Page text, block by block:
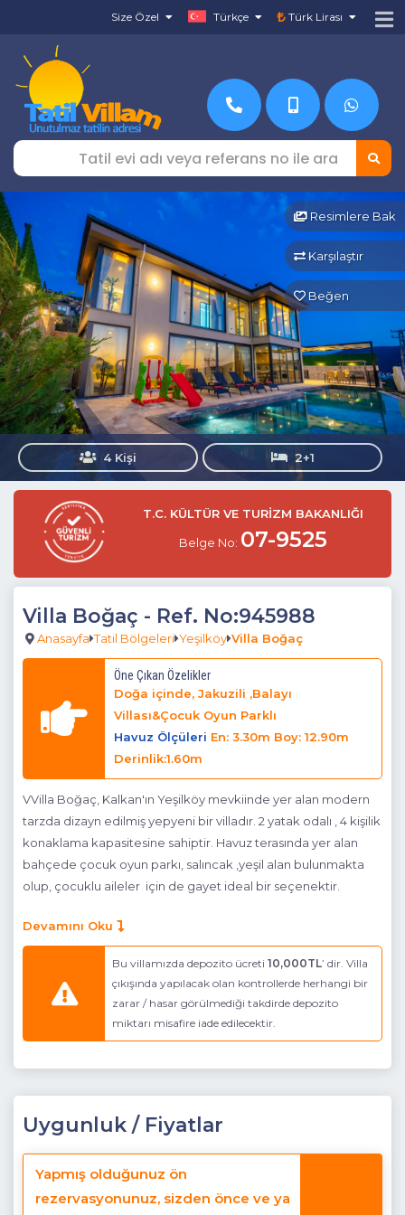
Size Özel Türkçe Türk Lirası
Resimlere Bak
Karşılaştır
Beğen
4 Kişi 2+1
T.C. KÜLTÜR VE TURİZM BAKANLIĞI
Belge No: 07-9525
Villa Boğaç - Ref. No:945988
Anasayfa Tatil Bölgeleri Yeşilköy Villa Boğaç
Öne Çıkan Özelikler
Doğa içinde, Jakuzili ,Balayı
Villası&Çocuk Oyun Parklı
Havuz Ölçüleri En: 3.30m Boy: 12.90m
Derinlik:1.60m
VVilla Boğaç, Kalkan'ın Yeşilköy mevkiinde yer alan modern
tarzda dizayn edilmiş yepyeni bir villadır. 2 yatak odalı , 4 kişilik
konaklama kapasitesine sahiptir. Havuz terasında yer alan
bahçede çocuk oyun parkı, salıncak ,yeşil alan bulunmakta
olup, çocuklu aileler için de gayet ideal bir seçenektir.
Not: Villamızın yanında Villa Çaptuğ, Villa Umay, Villa
aileler için ideal seçeneklerdir.
Havuz Katı Terası
: Modern Amerikan Mutfak (Zemin Katta)
Fırın, 4’lü Ocak (ankastre), 4 kişilik yemek takımı, Tava,
Devamını Oku
Bu villamızda depozito ücreti 10,000TL’ dir. Villa
çıkışında yapılacak olan kontrollerde herhangi bir
zarar / hasar görülmediği takdirde depozito
miktarı misafire iade edilecektir.
Uygunluk / Fiyatlar
Yapmış olduğunuz ön
rezervasyonunuz, sizden önce ve ya